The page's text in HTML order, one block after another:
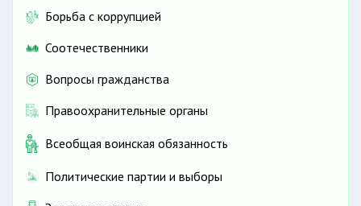
Борьба с коррупцией
Соотечественники
Вопросы гражданства
Правоохранительные органы
Всеобщая воинская обязанность
Политические партии и выборы